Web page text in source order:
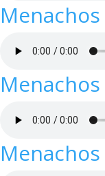
Menachos
Menachos
Menachos